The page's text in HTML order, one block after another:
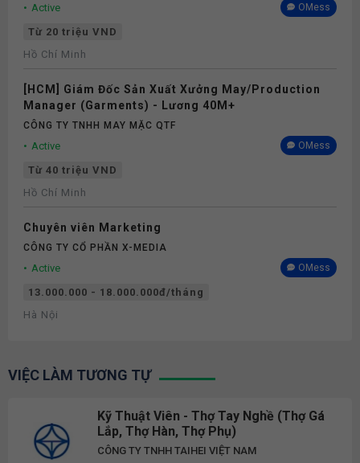
Active OMess
Từ 20 triệu VND
Hồ Chí Minh
[HCM] Giám Đốc Sản Xuất Xưởng May/Production
Manager (Garments) - Lương 40M+
CÔNG TY TNHH MAY MẶC QTF
Active OMess
Từ 40 triệu VND
Hồ Chí Minh
Chuyên viên Marketing
CÔNG TY CỔ PHẦN X-MEDIA
Active OMess
13.000.000 - 18.000.000đ/tháng
Hà Nội
VIỆC LÀM TƯƠNG TỰ
Kỹ Thuật Viên - Thợ Tay Nghề (Thợ Gá
Lắp, Thợ Hàn, Thợ Phụ)
CÔNG TY TNHH TAIHEI VIỆT NAM